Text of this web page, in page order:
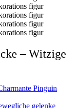
– Witzige
Pinguin